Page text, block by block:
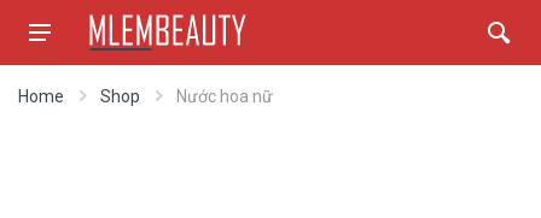
Home Shop Nước hoa nữ